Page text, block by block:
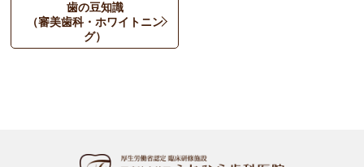
歯の豆知識
（審美歯科・ホワイトニン
グ）